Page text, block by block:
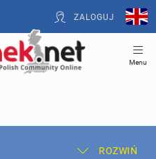
ZALOGUJ
Menu
ROZWIŃ